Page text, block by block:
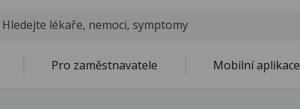
Pro zaměstnavatele Mobilní aplikace